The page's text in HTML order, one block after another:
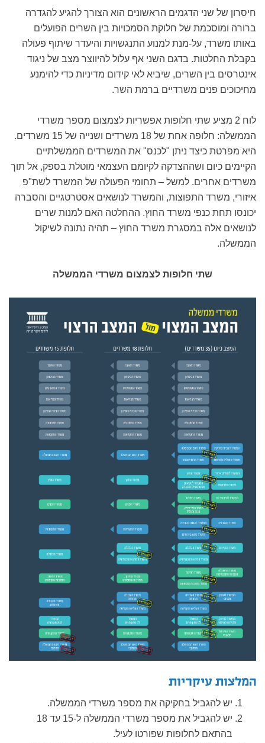
חיסרון של שני הדגמים הראשונים הוא הצורך להגיע להגדרה
ברורה ומוסכמת של חלוקת הסמכויות בין השרים הפועלים
באותו משרד, על-מנת למנוע התנגשויות והיעדר שיתוף פעולה
בקבלת החלטות. בדגם השני אף עלול להיווצר מצב של ניגוד
אינטרסים בין השרים, שיביא לאי קידום מדיניות כדי להימנע
מחיכוכים פנים משרדיים ברמת השר.
לוח 2 מציע שתי חלופות אפשריות לצמצום מספר משרדי
הממשלה: חלופה אחת של 18 משרדים ושנייה של 15 משרדים.
היא מפרטת כיצד ניתן "לכנס" את המשרדים הממשלתיים
הקיימים כיום ושההצדקה לקיומם העצמאי מוטלת בספק, אל תוך
משרדים אחרים. למשל – תחומי הפעולה של המשרד לשת"פ
איזורי, משרד התפוצות, והמשרד לנושאים אסטרטגיים והסברה
יכונסו תחת כנפי משרד החוץ. ההחלטה האם למנות שרים
לנושאים אלה במסגרת משרד החוץ – תהיה נתונה לשיקול
הממשלה.
שתי חלופות לצמצום משרדי הממשלה
המלצות עיקריות
יש להגביל בחקיקה את מספר משרדי הממשלה.
יש להגביל את מספר משרדי הממשלה ל-15 עד 18
בהתאם לחלופות שפורטו לעיל.